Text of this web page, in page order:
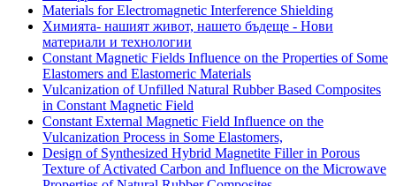
Materials for Electromagnetic Interference Shielding
Химията- нашият живот, нашето бъдеще - Нови
материали и технологии
Constant Magnetic Fields Influence on the Properties of Some
Elastomers and Elastomeric Materials
Vulcanization of Unfilled Natural Rubber Based Composites
in Constant Magnetic Field
Constant External Magnetic Field Influence on the
Vulcanization Process in Some Elastomers,
Design of Synthesized Hybrid Magnetite Filler in Porous
Texture of Activated Carbon and Influence on the Microwave